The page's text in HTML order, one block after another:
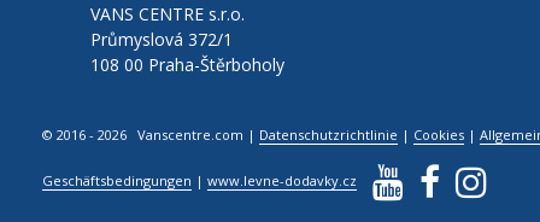
VANS CENTRE s.r.o.
Průmyslová 372/1
108 00 Praha-Štěrboholy
© 2016 - 2026 Vanscentre.com | Datenschutzrichtlinie | Cookies |
Geschäftsbedingungen |www.levne-dodavky.cz